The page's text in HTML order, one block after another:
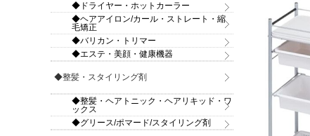
◆ドライヤー・ホットカーラー
◆ヘアアイロン/カール・ストレート・縮
毛矯正
◆バリカン・トリマー
◆エステ・美顔・健康機器
◆整髪・スタイリング剤
◆整髪・ヘアトニック・ヘアリキッド・ワ
ックス
◆グリース/ポマード/スタイリング剤